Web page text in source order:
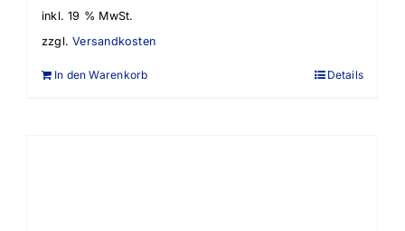
inkl. 19 % MwSt.
zzgl.Versandkosten
In den Warenkorb Details